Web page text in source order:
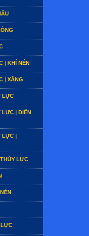
| KHÍ NÉN
| XĂNG
LỰC
LỰC | ĐIỆN
LỰC |
LỰC
LỰC